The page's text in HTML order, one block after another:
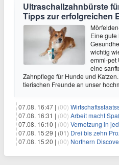
Ultraschallzahnbürste
Tipps zur erfolgreichen
Eine gute
wichtig
emmi-pet
eine
Zahnpflege für Hunde und
tierischen Freunde an unser
07.08. 16:47 | (00) Wirtschaftsstaatssekretär
07.08. 16:31 | (00) Arbeit macht
07.08. 16:10 | (00) Vernetzung in jeder
07.08. 15:29 | (01) Drei bis zehn Prozent,
07.08. 15:20 | (00) Northern Discovery Metals gibt